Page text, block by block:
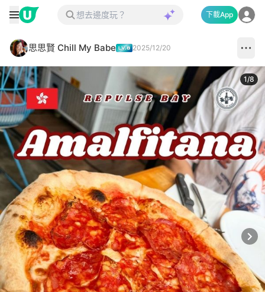
下載App
思思賢 Chill My Babe 2025/12/20
1/8